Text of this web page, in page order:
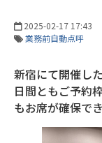
2025-02-17 17:43
業務前自動点呼
新宿にて開催し
日間ともご予約
もお席が確保で